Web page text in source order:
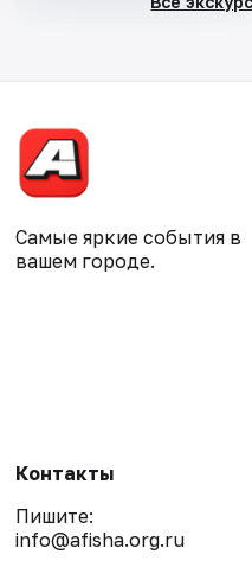
Самые яркие события в
вашем городе.
Контакты
Пишите:
info@afisha.org.ru